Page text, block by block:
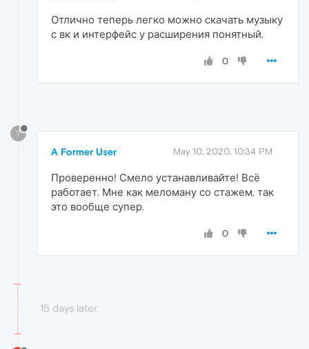
Отлично теперь легко можно скачать музыку
с вк и интерфейс у расширения понятный.
0
?
A Former User May 10, 2020, 10:34 PM
Проверенно! Смело устанавливайте! Всё
работает. Мне как меломану со стажем, так
это вообще супер.
0
15 days later